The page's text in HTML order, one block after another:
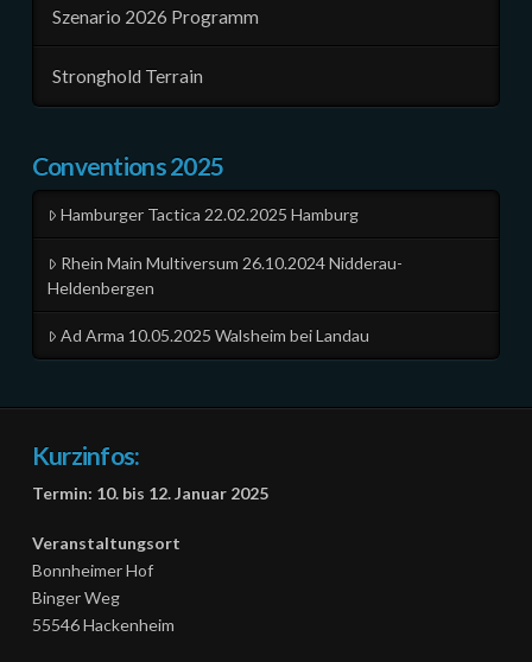
Szenario 2026 Programm
Stronghold Terrain
Conventions 2025
Hamburger Tactica 22.02.2025 Hamburg
Rhein Main Multiversum 26.10.2024 Nidderau-
Heldenbergen
Ad Arma 10.05.2025 Walsheim bei Landau
Kurzinfos:
Termin: 10. bis 12. Januar 2025
Veranstaltungsort
Bonnheimer Hof
Binger Weg
55546 Hackenheim